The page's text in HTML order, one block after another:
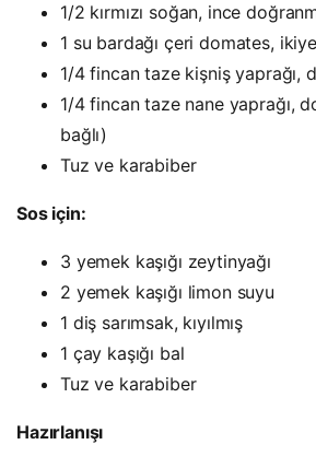
1/2 kırmızı soğan, ince
1 su bardağı çeri domates,
1/4 fincan taze kişniş yaprağı,
1/4 fincan taze nane yaprağı,
bağlı)
Tuz ve karabiber
Sos için:
3 yemek kaşığı zeytinyağı
2 yemek kaşığı limon suyu
1 diş sarımsak, kıyılmış
1 çay kaşığı bal
Tuz ve karabiber
Hazırlanışı